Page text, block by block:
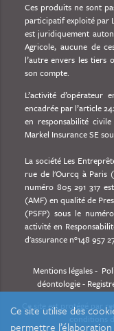
Ces produits ne sont
participatif exploité par
est juridiquement
Agricole, aucune de
l’autre envers les tiers
son compte.
L’activité d’opérateur
encadrée par l’article
en responsabilité
Markel Insurance SE
La société Les
rue de l'Ourcq à Paris
numéro 805 291 317
(AMF) en qualité de
(PSFP) sous le
activité en
d'assurance n°148 957
Mentions légales-
déontologie-
Ce site est protégé par
conditions
Ce site utilise des
permettre